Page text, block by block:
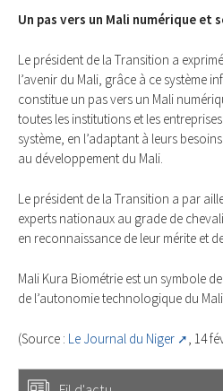
Un pas vers un Mali numérique et
Le président de la Transition a
l’avenir du Mali, grâce à ce système
constitue un pas vers un Mali
toutes les institutions et les
système, en l’adaptant à leurs
au développement du Mali.
Le président de la Transition a par
experts nationaux au grade de
en reconnaissance de leur mérite et
Mali Kura Biométrie est un symbole
de l’autonomie technologique du
(Source : Le Journal du Niger , 14